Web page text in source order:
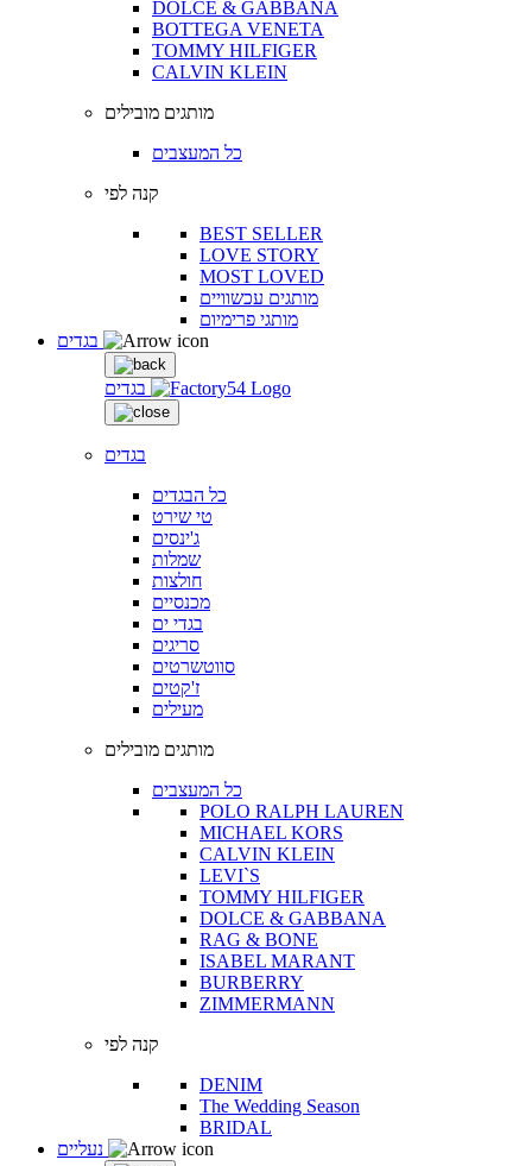
DOLCE & GABBANA
BOTTEGA VENETA
TOMMY HILFIGER
CALVIN KLEIN
מותגים מובילים
כל המעצבים
קנה לפי
BEST SELLER
LOVE STORY
MOST LOVED
מותגים עכשוויים
מותגי פרימיום
בגדים
בגדים
כל הבגדים
טי שירט
ג'ינסים
שמלות
חולצות
מכנסיים
בגדי ים
סריגים
סווטשרטים
ז'קטים
מעילים
מותגים מובילים
כל המעצבים
POLO RALPH LAUREN
MICHAEL KORS
CALVIN KLEIN
LEVI`S
TOMMY HILFIGER
DOLCE & GABBANA
RAG & BONE
ISABEL MARANT
BURBERRY
ZIMMERMANN
קנה לפי
DENIM
The Wedding Season
BRIDAL